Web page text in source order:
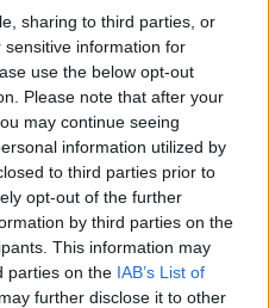
sharing to third parties, or
information for
use the below opt-out
Please note that after your
may continue seeing
information utilized by
to third parties prior to
opt-out of the further
by third parties on the
This information may
parties on the IAB’s List of
further disclose it to other
písmen.
písmena z
Vyhledávání
puzzle: